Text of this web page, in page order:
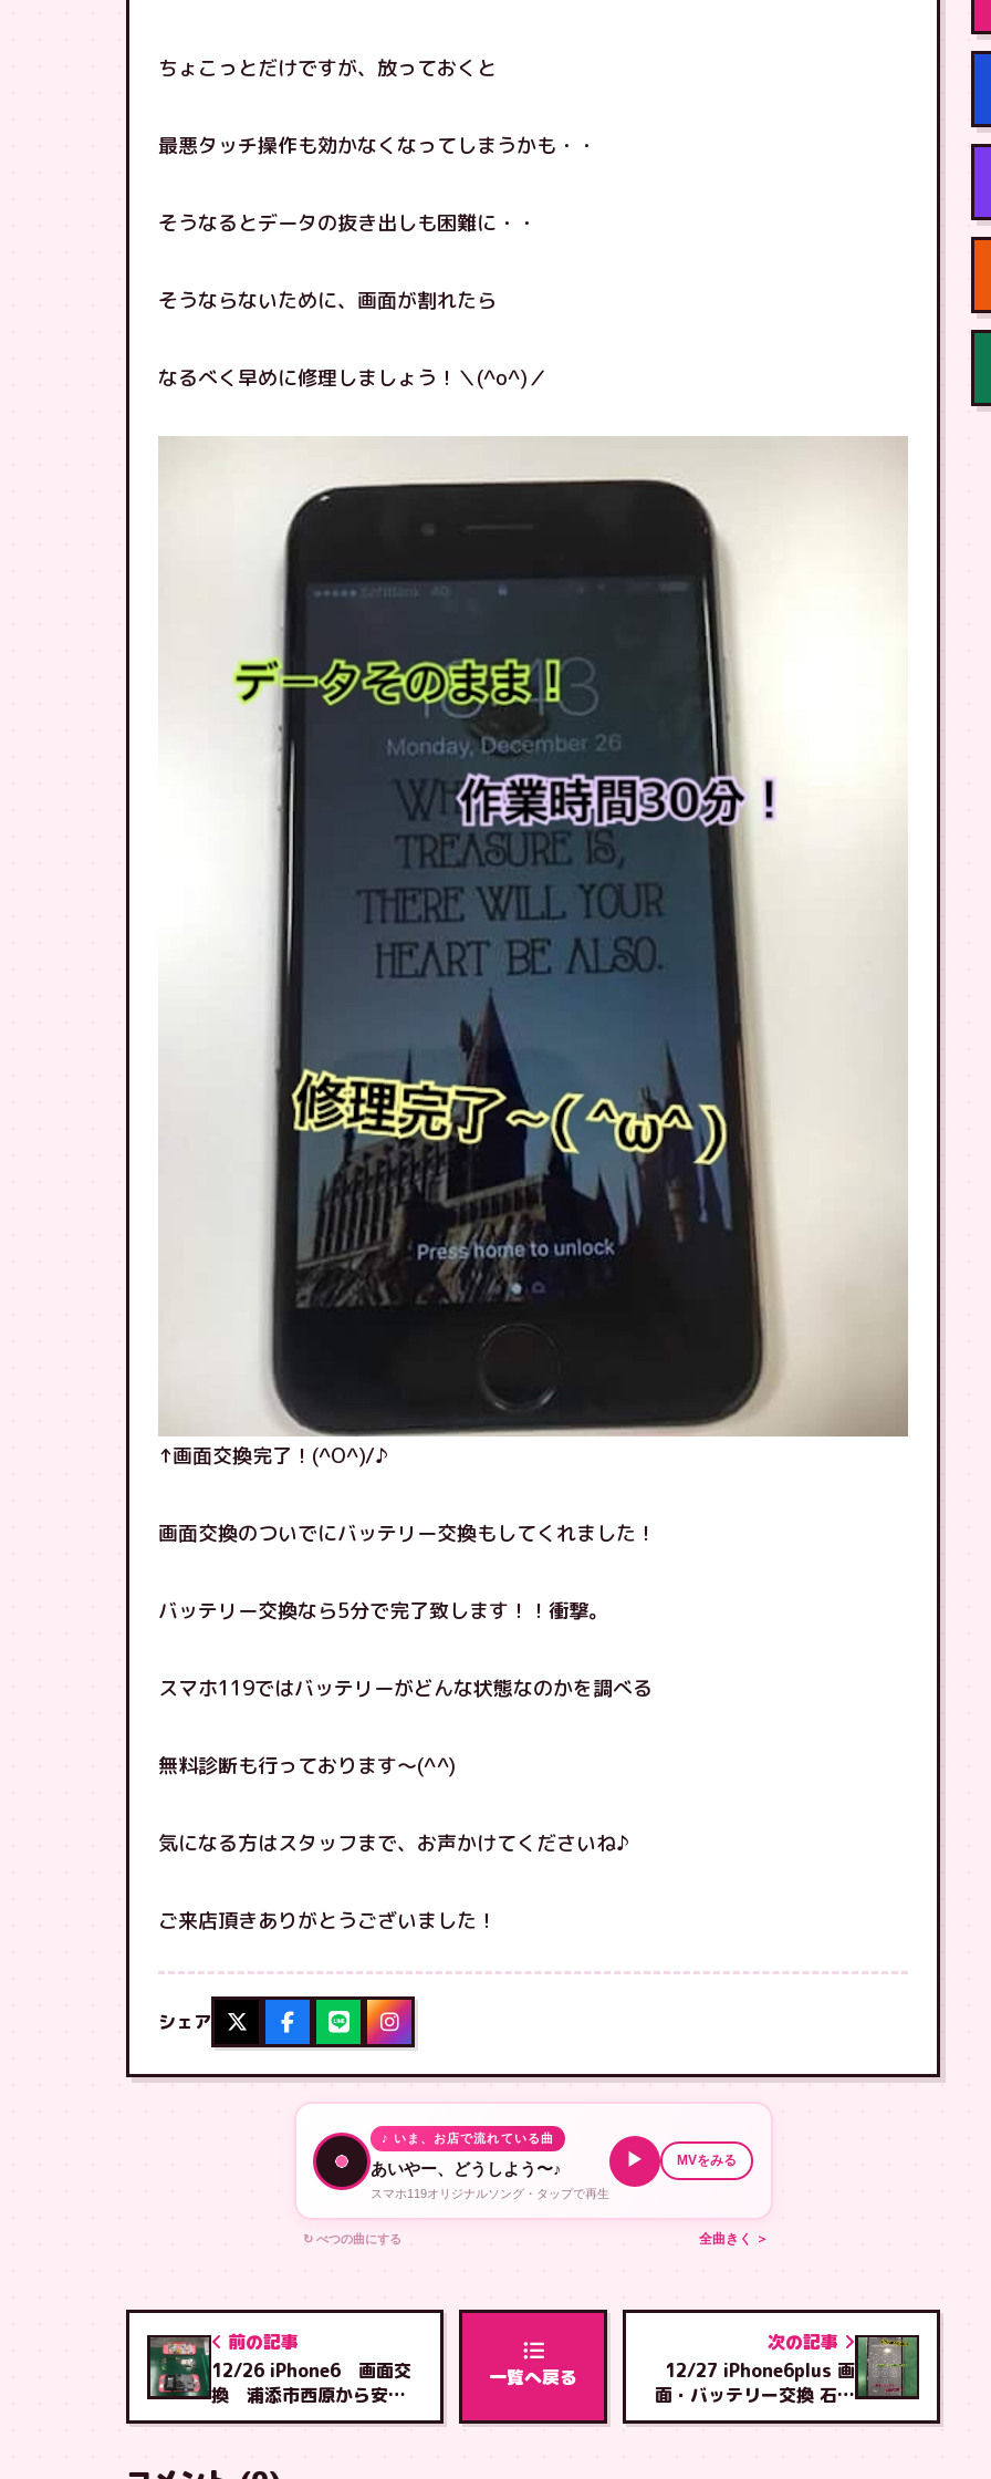
ちょこっとだけですが、放っておくと
最悪タッチ操作も効かなくなってしまうかも・・
そうなるとデータの抜き出しも困難に・・
そうならないために、画面が割れたら
なるべく早めに修理しましょう！＼(^o^)／
↑画面交換完了！(^O^)/♪
画面交換のついでにバッテリー交換もしてくれました！
バッテリー交換なら5分で完了致します！！衝撃。
スマホ119ではバッテリーがどんな状態なのかを調べる
無料診断も行っております〜(^^)
気になる方はスタッフまで、お声かけてくださいね♪
ご来店頂きありがとうございました！
シェア
♪ いま、お店で流れている曲
あいやー、どうしよう〜♪
スマホ119オリジナルソング・タップで再生
▶ MVをみる
↻ べつの曲にする 全曲きく ＞
前の記事
12/26 iPhone6 画面交
換 浦添市西原から安謝
店へご来店
一覧へ戻る
次の記事
12/27 iPhone6plus 画
面・バッテリー交換 石川
店へご来店